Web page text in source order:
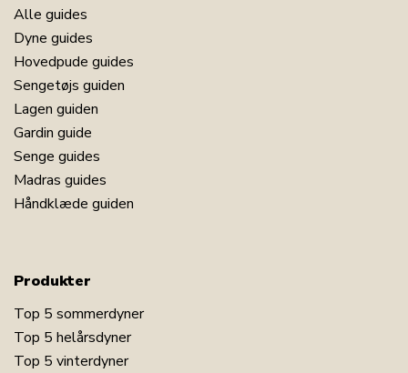
Alle guides
Dyne guides
Hovedpude guides
Sengetøjs guiden
Lagen guiden
Gardin guide
Senge guides
Madras guides
Håndklæde guiden
Produkter
Top 5 sommerdyner
Top 5 helårsdyner
Top 5 vinterdyner